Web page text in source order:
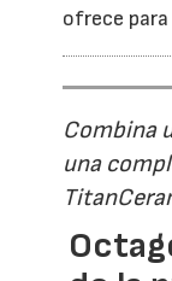
ofrece
Combina
una